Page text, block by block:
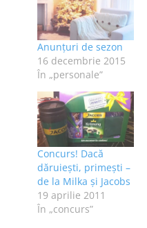
Anunțuri de sezon
16 decembrie 2015
În „personale”
Concurs! Dacă
dăruieşti, primeşti –
de la Milka şi Jacobs
19 aprilie 2011
În „concurs”